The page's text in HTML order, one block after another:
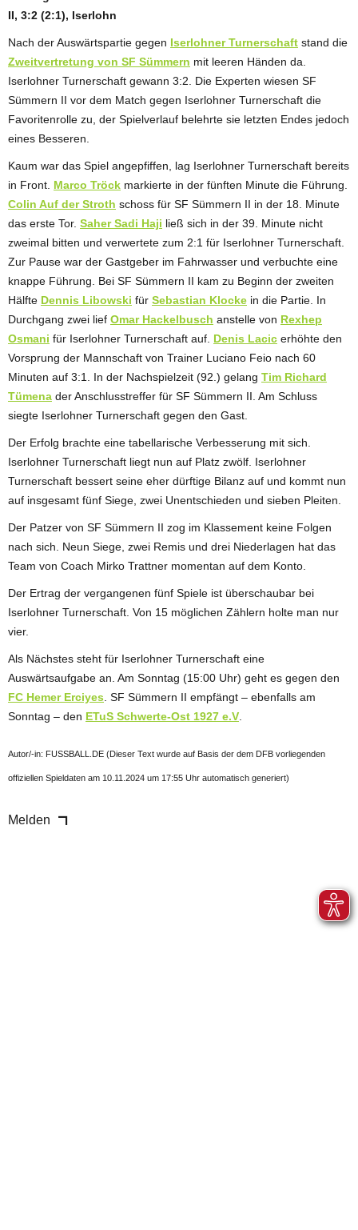
II, 3:2 (2:1), Iserlohn
Nach der Auswärtspartie gegen Iserlohner Turnerschaft stand die
Zweitvertretung von SF Sümmern mit leeren Händen da.
Iserlohner Turnerschaft gewann 3:2. Die Experten wiesen SF
Sümmern II vor dem Match gegen Iserlohner Turnerschaft die
Favoritenrolle zu, der Spielverlauf belehrte sie letzten Endes jedoch
eines Besseren.
Kaum war das Spiel angepfiffen, lag Iserlohner Turnerschaft bereits
in Front. Marco Tröck markierte in der fünften Minute die Führung.
Colin Auf der Stroth schoss für SF Sümmern II in der 18. Minute
das erste Tor. Saher Sadi Haji ließ sich in der 39. Minute nicht
zweimal bitten und verwertete zum 2:1 für Iserlohner Turnerschaft.
Zur Pause war der Gastgeber im Fahrwasser und verbuchte eine
knappe Führung. Bei SF Sümmern II kam zu Beginn der zweiten
Hälfte Dennis Libowski für Sebastian Klocke in die Partie. In
Durchgang zwei lief Omar Hackelbusch anstelle von Rexhep
Osmani für Iserlohner Turnerschaft auf. Denis Lacic erhöhte den
Vorsprung der Mannschaft von Trainer Luciano Feio nach 60
Minuten auf 3:1. In der Nachspielzeit (92.) gelang Tim Richard
Tümena der Anschlusstreffer für SF Sümmern II. Am Schluss
siegte Iserlohner Turnerschaft gegen den Gast.
Der Erfolg brachte eine tabellarische Verbesserung mit sich.
Iserlohner Turnerschaft liegt nun auf Platz zwölf. Iserlohner
Turnerschaft bessert seine eher dürftige Bilanz auf und kommt nun
auf insgesamt fünf Siege, zwei Unentschieden und sieben Pleiten.
Der Patzer von SF Sümmern II zog im Klassement keine Folgen
nach sich. Neun Siege, zwei Remis und drei Niederlagen hat das
Team von Coach Mirko Trattner momentan auf dem Konto.
Der Ertrag der vergangenen fünf Spiele ist überschaubar bei
Iserlohner Turnerschaft. Von 15 möglichen Zählern holte man nur
vier.
Als Nächstes steht für Iserlohner Turnerschaft eine
Auswärtsaufgabe an. Am Sonntag (15:00 Uhr) geht es gegen den
FC Hemer Erciyes . SF Sümmern II empfängt – ebenfalls am
Sonntag – den ETuS Schwerte-Ost 1927 e.V
Autor/-in: FUSSBALL.DE (Dieser Text wurde auf Basis der dem DFB vorliegenden
offiziellen Spieldaten am 10.11.2024 um 17:55 Uhr automatisch generiert)
Melden